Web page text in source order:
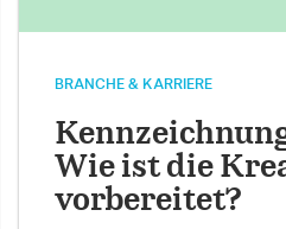
BRANCHE & KARRIERE
Wie ist die
vorbereitet?